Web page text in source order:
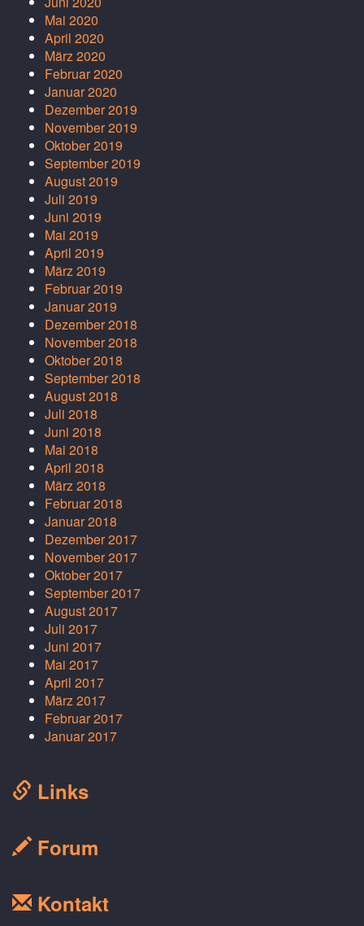
Mai 2020
April 2020
März 2020
Februar 2020
Januar 2020
Dezember 2019
November 2019
Oktober 2019
September 2019
August 2019
Juli 2019
Juni 2019
Mai 2019
April 2019
März 2019
Februar 2019
Januar 2019
Dezember 2018
November 2018
Oktober 2018
September 2018
August 2018
Juli 2018
Juni 2018
Mai 2018
April 2018
März 2018
Februar 2018
Januar 2018
Dezember 2017
November 2017
Oktober 2017
September 2017
August 2017
Juli 2017
Juni 2017
Mai 2017
April 2017
März 2017
Februar 2017
Januar 2017
Links
Forum
Kontakt